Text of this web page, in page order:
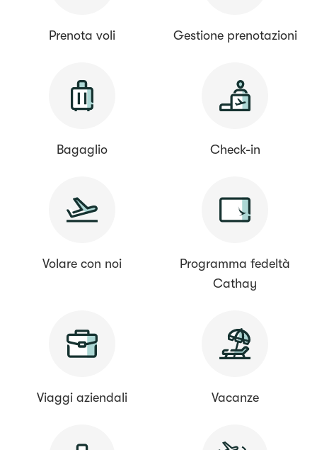
Prenota voli Gestione prenotazioni
Bagaglio Check-in
Volare con noi
Programma fedeltà
Cathay
Viaggi aziendali Vacanze